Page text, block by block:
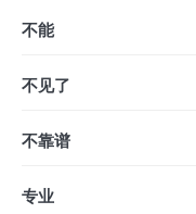
不能
不见了
不靠谱
专业